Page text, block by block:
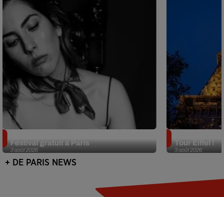
3 août 2026
Festival gratuit à Paris
3 août 2026
Tour Eiffel !
+ DE PARIS NEWS